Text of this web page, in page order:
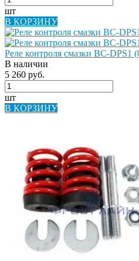
шт
В КОРЗИНУ
Реле контроля смазки BC-DPS1
В наличии
5 260 руб.
шт
В КОРЗИНУ